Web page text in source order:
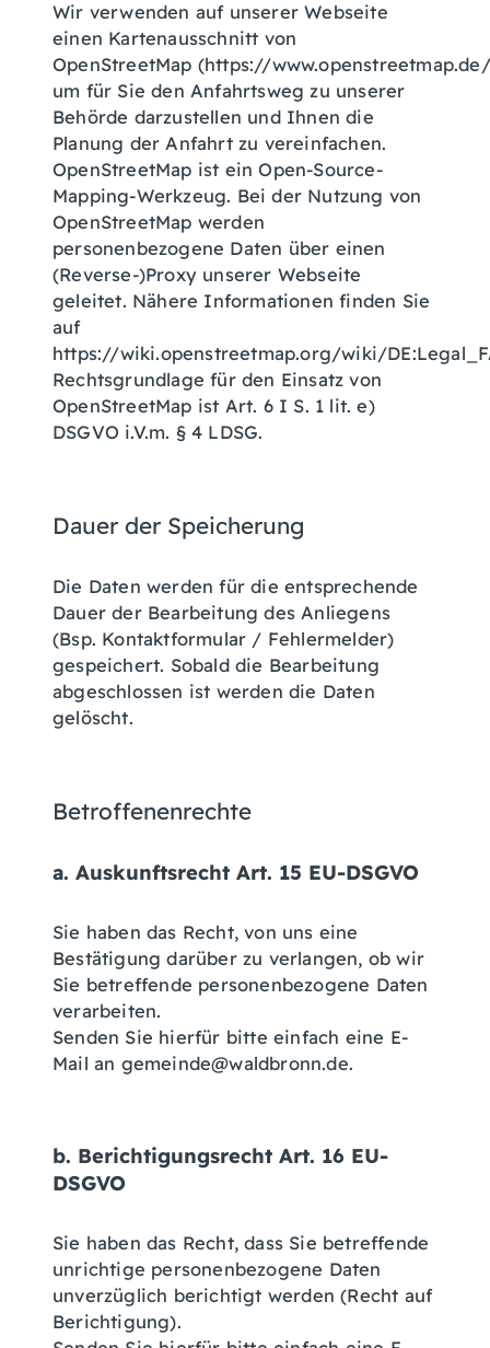
Wir verwenden auf unserer Webseite
einen Kartenausschnitt von
OpenStreetMap (https://
um für Sie den Anfahrtsweg zu unserer
Behörde darzustellen und Ihnen die
Planung der Anfahrt zu vereinfachen.
OpenStreetMap ist ein Open-Source-
Mapping-Werkzeug. Bei der Nutzung von
OpenStreetMap werden
personenbezogene Daten über einen
(Reverse-)Proxy unserer Webseite
geleitet. Nähere Informationen finden Sie
auf
https://wiki.openstreetmap.org/wiki/
Rechtsgrundlage für den Einsatz von
OpenStreetMap ist Art. 6 I S. 1 lit. e)
DSGVO i.V.m. § 4 LDSG.
Dauer der Speicherung
Die Daten werden für die entsprechende
Dauer der Bearbeitung des Anliegens
(Bsp. Kontaktformular / Fehlermelder)
gespeichert. Sobald die Bearbeitung
abgeschlossen ist werden die Daten
gelöscht.
Betroffenenrechte
a. Auskunftsrecht Art. 15 EU-DSGVO
Sie haben das Recht, von uns eine
Bestätigung darüber zu verlangen, ob wir
Sie betreffende personenbezogene Daten
verarbeiten.
Senden Sie hierfür bitte einfach eine E-
Mail an gemeinde@waldbronn.de.
b. Berichtigungsrecht Art. 16 EU-
DSGVO
Sie haben das Recht, dass Sie betreffende
unrichtige personenbezogene Daten
unverzüglich berichtigt werden (Recht auf
Berichtigung).